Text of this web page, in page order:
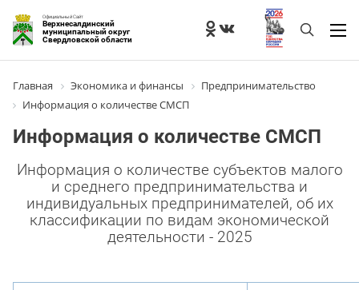
Официальный Сайт
Верхнесалдинский
муниципальный округ
Свердловской области
Главная Экономика и финансы
Предпринимательство
Информация о количестве СМСП
Информация о количестве СМСП
Информация о количестве субъектов малого
и среднего предпринимательства и
индивидуальных предпринимателей, об их
классификации по видам экономической
деятельности - 2025